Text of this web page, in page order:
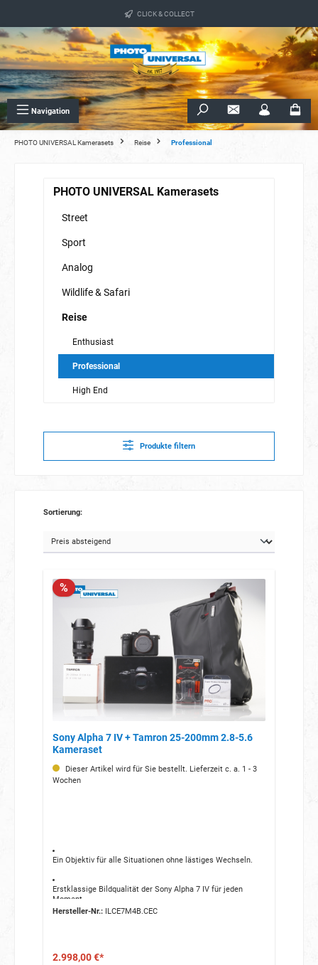
CLICK & COLLECT
Navigation
PHOTO UNIVERSAL Kamerasets Reise Professional
PHOTO UNIVERSAL Kamerasets
Street
Sport
Analog
Wildlife & Safari
Reise
Enthusiast
Professional
High End
Produkte filtern
Sortierung:
%
Sony Alpha 7 IV + Tamron 25-200mm 2.8-5.6
Kameraset
Dieser Artikel wird für Sie bestellt. Lieferzeit c. a. 1 - 3
Wochen
Ein Objektiv für alle Situationen ohne lästiges Wechseln.
Erstklassige Bildqualität der Sony Alpha 7 IV für jeden
Moment.
Hersteller-Nr.:ILCE7M4B.CEC
2.998,00 €*